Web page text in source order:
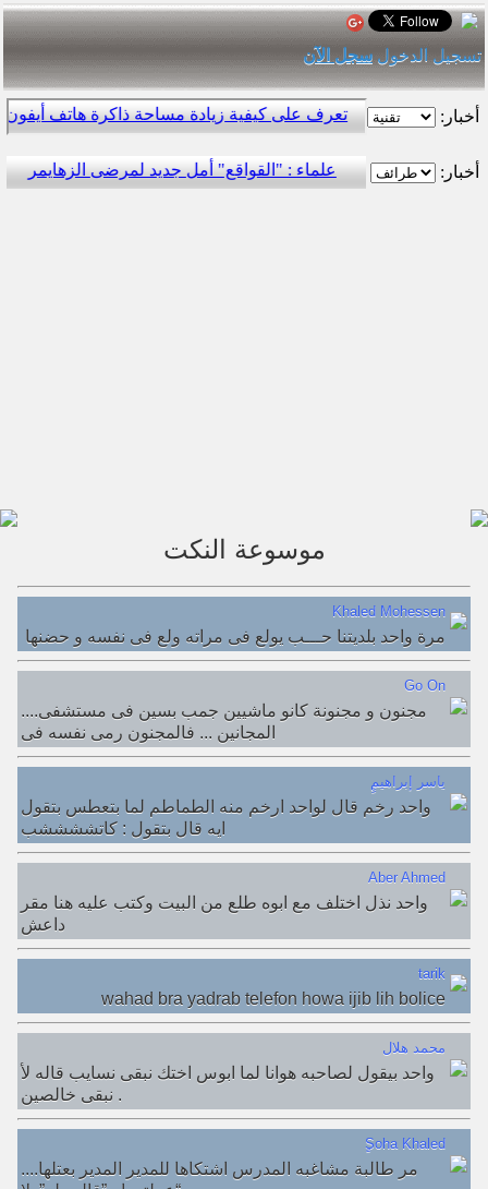
تسجيل الدخول سجل الآن
موسوعة النكت
Khaled Mohessen
مرة واحد بلديتنا حـــب يولع فى مراته ولع فى نفسه و حضنها
Go On
....مجنون و مجنونة كانو ماشيين جمب بسين فى مستشفى
المجانين ... فالمجنون رمى نفسه فى
ِِِياسر إبراهيم
واحد رخم قال لواحد ارخم منه الطماطم لما بتعطس بتقول
ايه قال بتقول : كاتششششب
Aber Ahmed
واحد نذل اختلف مع ابوه طلع من البيت وكتب عليه هنا مقر
داعش
tarik
wahad bra yadrab telefon howa ijib lih bolice
محمد هلال
واحد بيقول لصاحبه هوانا لما ابوس اختك نبقى نسايب قاله لأ
نبقى خالصين .
ٍSoha Khaled
....مر طالبة مشاغبه المدرس اشتكاها للمدير المدير بعتلها